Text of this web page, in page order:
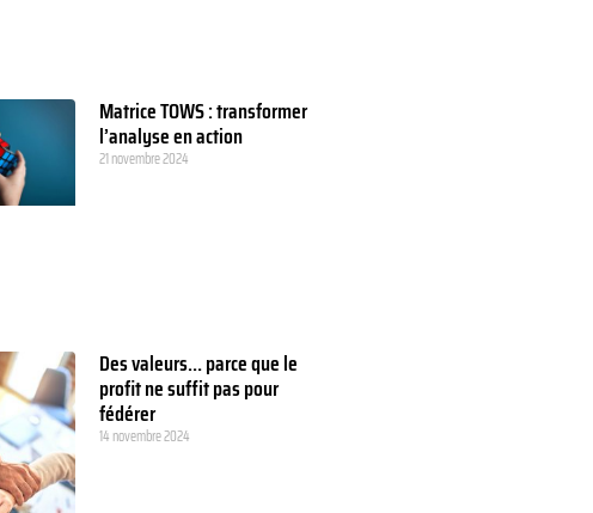
Matrice TOWS : transformer
l’analyse en action
21 novembre 2024
Des valeurs… parce que le
profit ne suffit pas pour
fédérer
14 novembre 2024